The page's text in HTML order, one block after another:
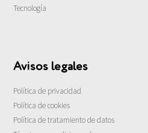
Tecnología
Avisos legales
Política de privacidad
Política de cookies
Política de tratamiento de datos